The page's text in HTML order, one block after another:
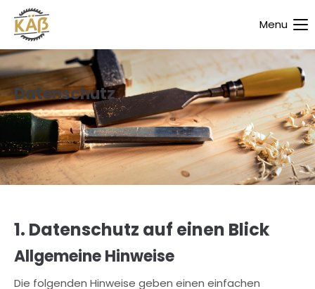
Login
Benutzername
Passwort
Register|Lost your password?
Support
Menu
Datenschutz
1. Datenschutz auf einen Blick
Allgemeine Hinweise
Die folgenden Hinweise geben einen einfachen